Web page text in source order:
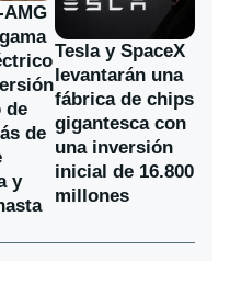
AMG
de
de
y
Tesla y SpaceX
levantarán una
fábrica de chips
gigantesca con
una inversión
inicial de 16.800
millones